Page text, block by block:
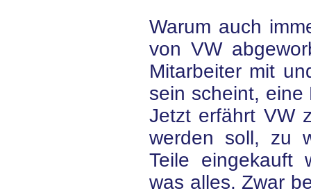
Warum auch
von VW
Mitarbeiter mit
sein scheint, eine
Jetzt erfährt VW
werden soll, zu
Teile eingekauft
was alles. Zwar